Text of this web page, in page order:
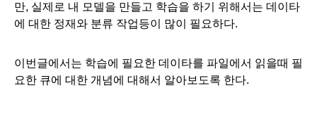
만, 실제로 내 모델을 만들고 학습을 하기 위해서는 데이타
에 대한 정재와 분류 작업등이 많이 필요하다.
이번글에서는 학습에 필요한 데이타를 파일에서 읽을때 필
요한 큐에 대한 개념에 대해서 알아보도록 한다.